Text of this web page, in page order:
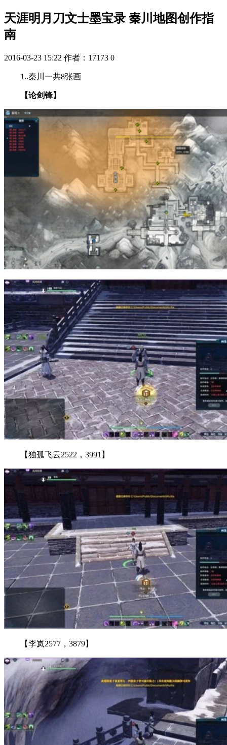
天涯明月刀文士墨宝录 秦川地图创作指
南
2016-03-23 15:22 作者：17173 0
1..秦川一共8张画
【论剑锋】
【独孤飞云2522，3991】
【李岚2577，3879】